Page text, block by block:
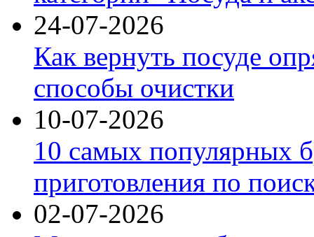
24-07-2026
Как вернуть посуде
способы очистки
10-07-2026
10 самых популярных
приготовления по
02-07-2026